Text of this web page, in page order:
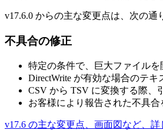
v17.6.0 からの主な変更点は、次の通
不具合の修正
特定の条件で、巨大ファイル
DirectWrite が有効な場合のテ
CSV から TSV に変換する際、
お客様により報告された不具
v17.6 の主な変更点、画面図など、詳